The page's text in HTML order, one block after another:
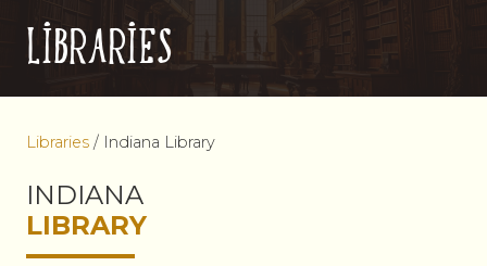
Libraries
Libraries / Indiana Library
INDIANA
LIBRARY